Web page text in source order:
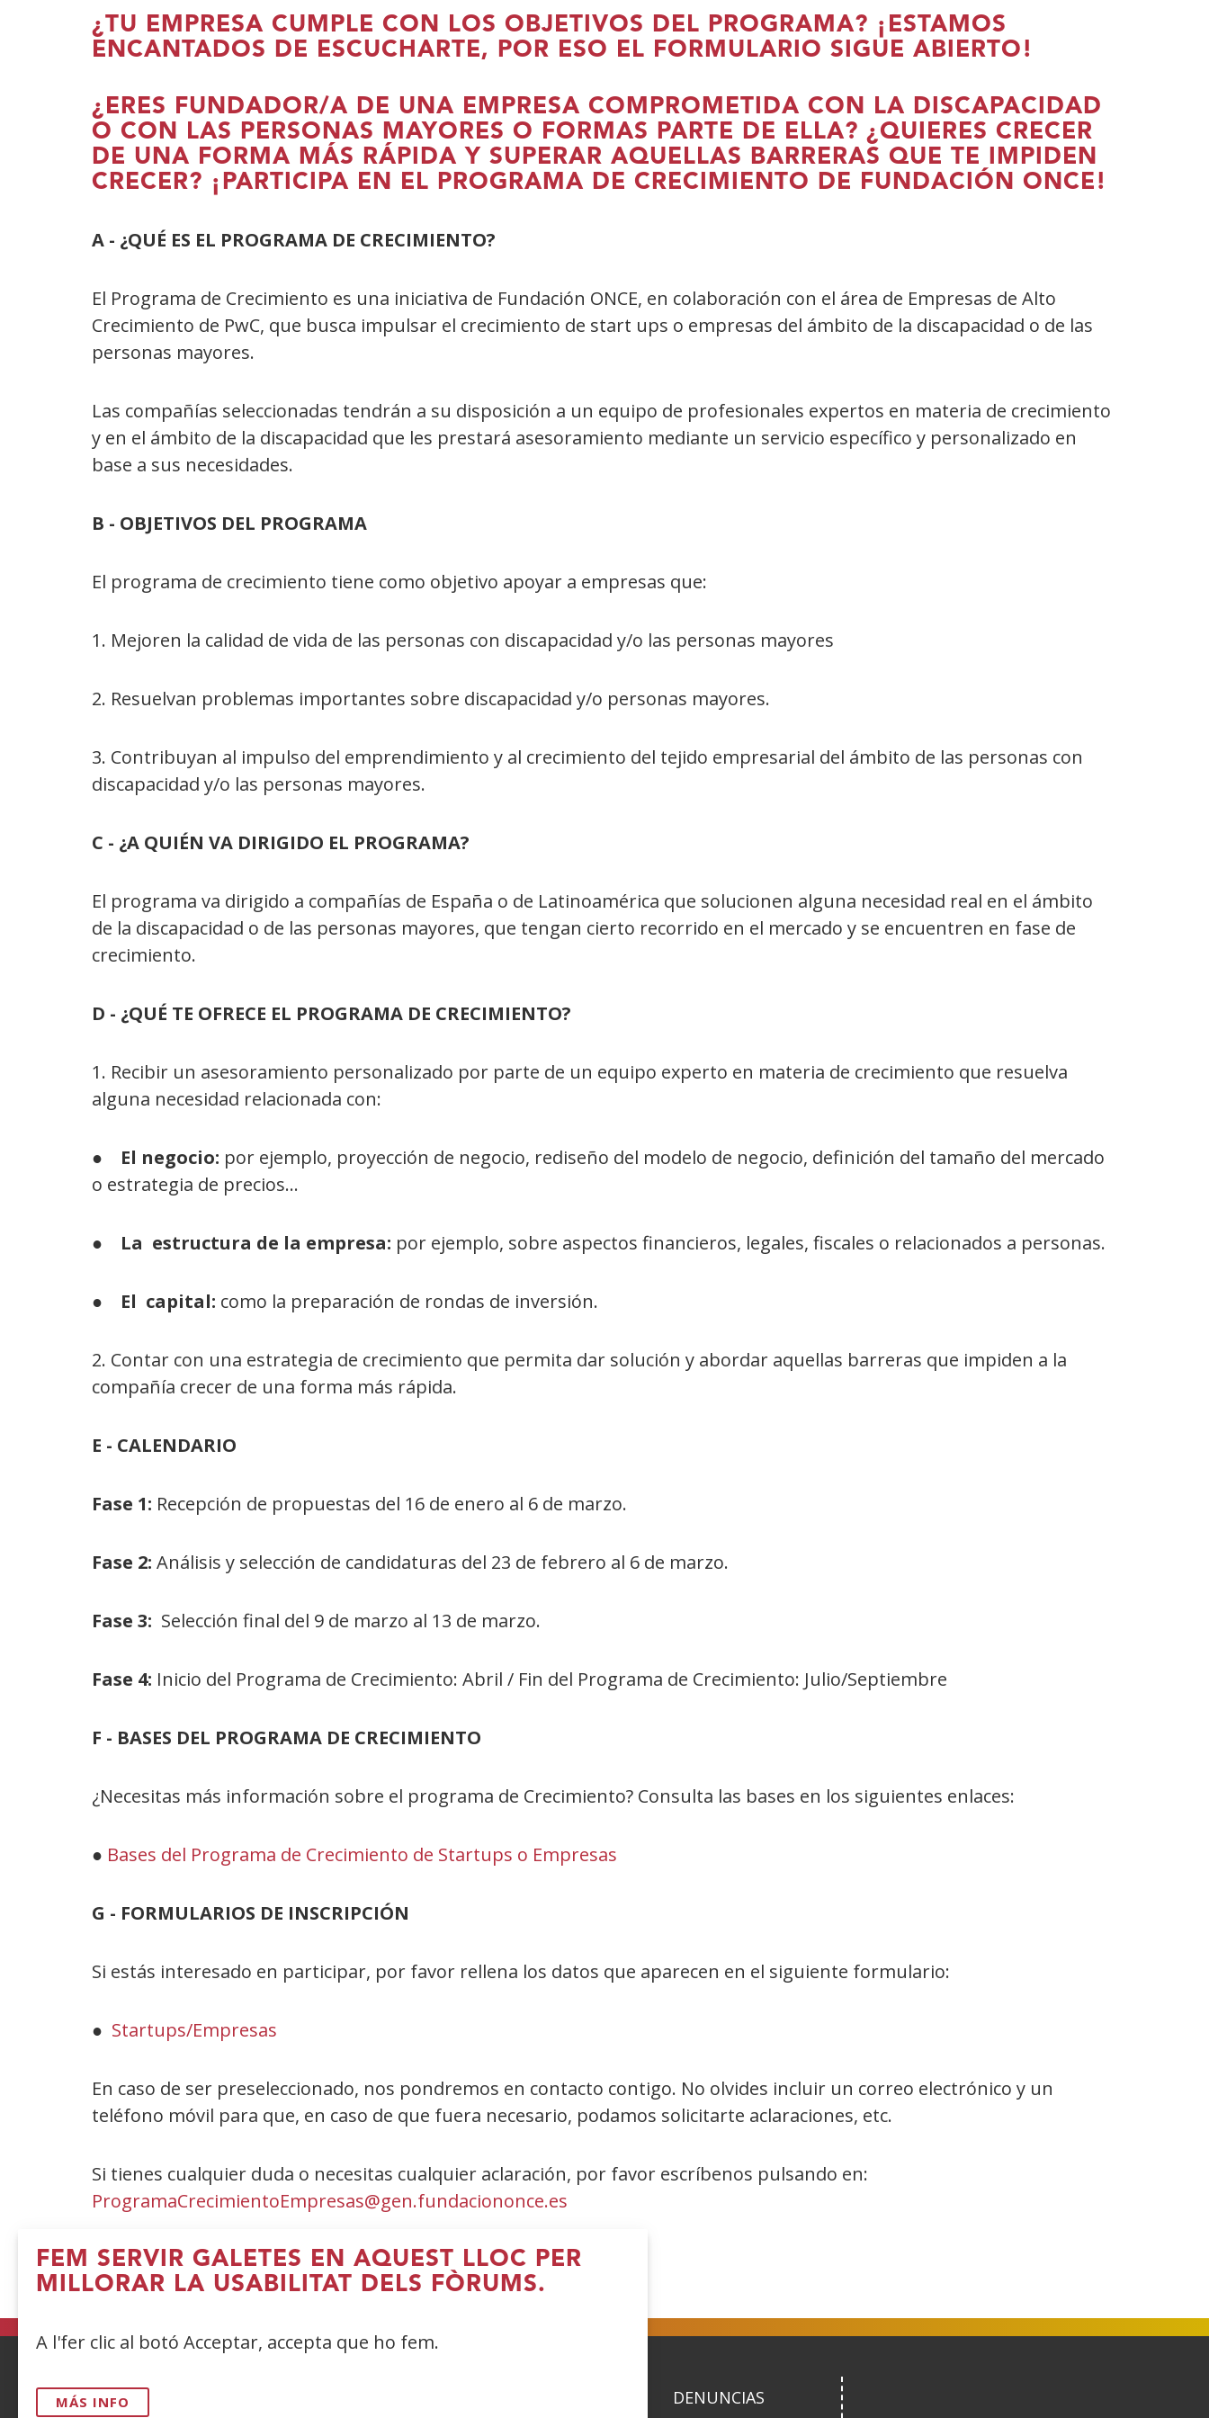
FEM SERVIR GALETES EN AQUEST LLOC PER
MILLORAR LA USABILITAT DELS FÒRUMS.
A l'fer clic al botó Acceptar, accepta que ho fem.
MÁS INFO
¿TU EMPRESA CUMPLE CON LOS OBJETIVOS DEL PROGRAMA? ¡ESTAMOS
ENCANTADOS DE ESCUCHARTE, POR ESO EL FORMULARIO SIGUE ABIERTO!
¿ERES FUNDADOR/A DE UNA EMPRESA COMPROMETIDA CON LA DISCAPACIDAD
O CON LAS PERSONAS MAYORES O FORMAS PARTE DE ELLA? ¿QUIERES CRECER
DE UNA FORMA MÁS RÁPIDA Y SUPERAR AQUELLAS BARRERAS QUE TE IMPIDEN
CRECER? ¡PARTICIPA EN EL PROGRAMA DE CRECIMIENTO DE FUNDACIÓN ONCE!
A - ¿QUÉ ES EL PROGRAMA DE CRECIMIENTO?
El Programa de Crecimiento es una iniciativa de Fundación ONCE, en colaboración con el área de Empresas de Alto
Crecimiento de PwC, que busca impulsar el crecimiento de start ups o empresas del ámbito de la discapacidad o de las
personas mayores.
Las compañías seleccionadas tendrán a su disposición a un equipo de profesionales expertos en materia de crecimiento
y en el ámbito de la discapacidad que les prestará asesoramiento mediante un servicio específico y personalizado en
base a sus necesidades.
B - OBJETIVOS DEL PROGRAMA
El programa de crecimiento tiene como objetivo apoyar a empresas que:
1. Mejoren la calidad de vida de las personas con discapacidad y/o las personas mayores
2. Resuelvan problemas importantes sobre discapacidad y/o personas mayores.
3. Contribuyan al impulso del emprendimiento y al crecimiento del tejido empresarial del ámbito de las personas con
discapacidad y/o las personas mayores.
C - ¿A QUIÉN VA DIRIGIDO EL PROGRAMA?
El programa va dirigido a compañías de España o de Latinoamérica que solucionen alguna necesidad real en el ámbito
de la discapacidad o de las personas mayores, que tengan cierto recorrido en el mercado y se encuentren en fase de
crecimiento.
D - ¿QUÉ TE OFRECE EL PROGRAMA DE CRECIMIENTO?
1. Recibir un asesoramiento personalizado por parte de un equipo experto en materia de crecimiento que resuelva
alguna necesidad relacionada con:
● El negocio: por ejemplo, proyección de negocio, rediseño del modelo de negocio, definición del tamaño del mercado
o estrategia de precios…
● La estructura de la empresa: por ejemplo, sobre aspectos financieros, legales, fiscales o relacionados a personas.
● El capital: como la preparación de rondas de inversión.
2. Contar con una estrategia de crecimiento que permita dar solución y abordar aquellas barreras que impiden a la
compañía crecer de una forma más rápida.
E - CALENDARIO
Fase 1: Recepción de propuestas del 16 de enero al 6 de marzo.
Fase 2: Análisis y selección de candidaturas del 23 de febrero al 6 de marzo.
Fase 3: Selección final del 9 de marzo al 13 de marzo.
Fase 4: Inicio del Programa de Crecimiento: Abril / Fin del Programa de Crecimiento: Julio/Septiembre
F - BASES DEL PROGRAMA DE CRECIMIENTO
¿Necesitas más información sobre el programa de Crecimiento? Consulta las bases en los siguientes enlaces:
● Bases del Programa de Crecimiento de Startups o Empresas
G - FORMULARIOS DE INSCRIPCIÓN
Si estás interesado en participar, por favor rellena los datos que aparecen en el siguiente formulario:
● Startups/Empresas
En caso de ser preseleccionado, nos pondremos en contacto contigo. No olvides incluir un correo electrónico y un
teléfono móvil para que, en caso de que fuera necesario, podamos solicitarte aclaraciones, etc.
Si tienes cualquier duda o necesitas cualquier aclaración, por favor escríbenos pulsando en:
ProgramaCrecimientoEmpresas@gen.fundaciononce.es
¡ESTAMOS DESEANDO CONOCERTE!
ACCESIBILIDAD DENUNCIAS